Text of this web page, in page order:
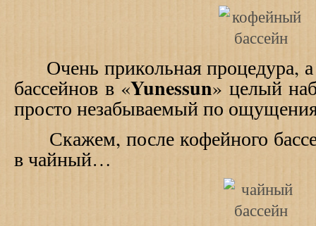
Очень прикольная процедура, а
бассейнов в «Yunessun» целый
просто незабываемый по
Скажем, после кофейного
в чайный…